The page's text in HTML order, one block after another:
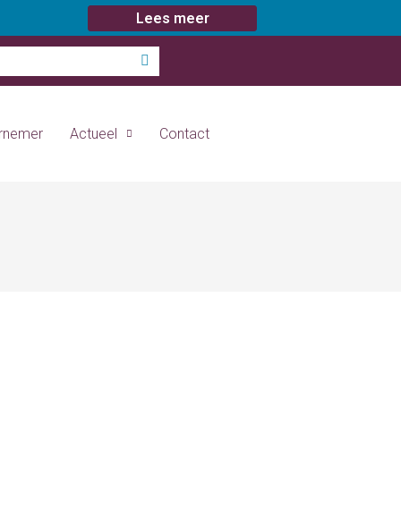
Lees meer
Actueel Contact